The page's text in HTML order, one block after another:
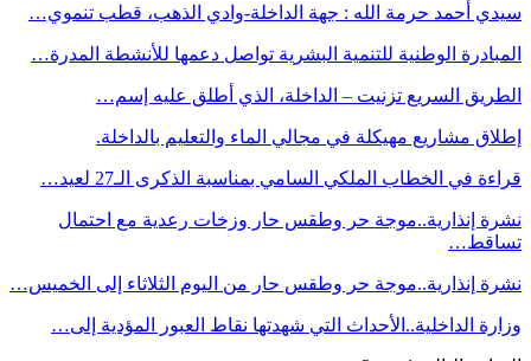
سيدي أحمد حرمة الله : جهة الداخلة-وادي الذهب، قطب تنموي…
المبادرة الوطنية للتنمية البشرية تواصل دعمها للأنشطة المدرة…
الطريق السريع تزنيت – الداخلة، الذي أطلق عليه إسم…
إطلاق مشاريع مهيكلة في مجالي الماء والتعليم بالداخلة.
قراءة في الخطاب الملكي السامي بمناسبة الذكرى الـ27 لعيد…
نشرة إنذارية..موجة حر وطقس حار وزخات رعدية مع احتمال
تساقط…
نشرة إنذارية..موجة حر وطقس حار من اليوم الثلاثاء إلى الخميس…
وزارة الداخلية..الأحداث التي شهدتها نقاط العبور المؤدية إلى…